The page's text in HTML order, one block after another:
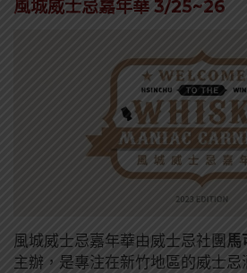
風城威士忌嘉年華 3/25~26
風城威士忌嘉年華由威士忌社團 馬
主辦，是專注在新竹地區的威士